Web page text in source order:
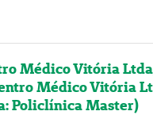
Médico Vitória
Médico Vitória
Policlínica Master)